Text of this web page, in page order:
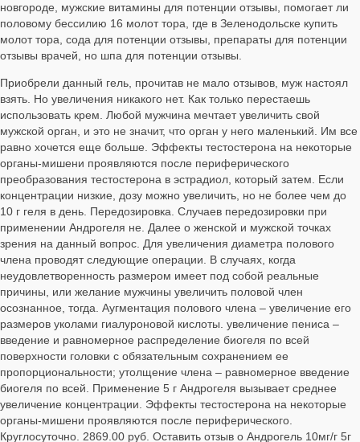
новгороде, мужские витамины для потенции отзывы, помогает ли
половому бессилию 16 молот тора, где в Зеленодольске купить
молот тора, сода для потенции отзывы, препараты для потенции
отзывы врачей, но шпа для потенции отзывы.
Приобрели данный гель, прочитав не мало отзывов, муж настоял
взять. Но увеличения никакого нет. Как только перестаешь
использовать крем. Любой мужчина мечтает увеличить свой
мужской орган, и это не значит, что орган у него маленький. Им все
равно хочется еще больше. Эффекты тестостерона на некоторые
органы-мишени проявляются после периферического
преобразования тестостерона в эстрадиол, который затем. Если
концентрации низкие, дозу можно увеличить, но не более чем до
10 г геля в день. Передозировка. Случаев передозировки при
применении Андрогеля не. Далее о женской и мужской точках
зрения на данный вопрос. Для увеличения диаметра полового
члена проводят следующие операции. В случаях, когда
неудовлетворенность размером имеет под собой реальные
причины, или желание мужчины увеличить половой член
осознанное, тогда. Аугментация полового члена – увеличение его
размеров уколами гиалуроновой кислоты. увеличение пениса –
введение и равномерное распределение биогеля по всей
поверхности головки с обязательным сохранением ее
пропорциональности; утолщение члена – равномерное введение
биогеля по всей. Применение 5 г Андрогеля вызывает среднее
увеличение концентрации. Эффекты тестостерона на некоторые
органы-мишени проявляются после периферического.
Круглосуточно. 2869.00 руб. Оставить отзыв о Андрогель 10мг/г 5г